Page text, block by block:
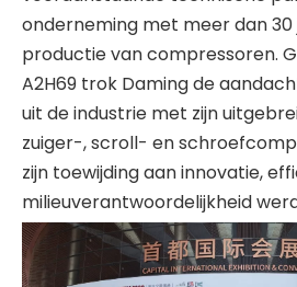
onderneming met meer dan
productie van compressoren.
A2H69 trok Daming de
uit de industrie met zijn
zuiger-, scroll- en
zijn toewijding aan innovatie,
milieuverantwoordelijkheid